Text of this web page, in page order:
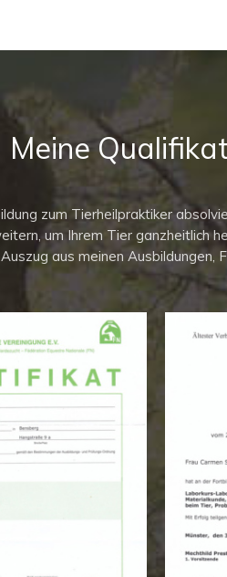
Meine
zum Tierheilpraktiker
um Ihrem Tier ganzheitlich
aus meinen Ausbildungen,